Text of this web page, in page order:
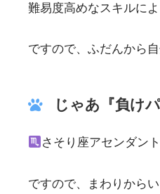
難易度高めなスキルに
ですので、ふだんから
じゃあ『負け
さそり座アセンダント
ですので、まわりから